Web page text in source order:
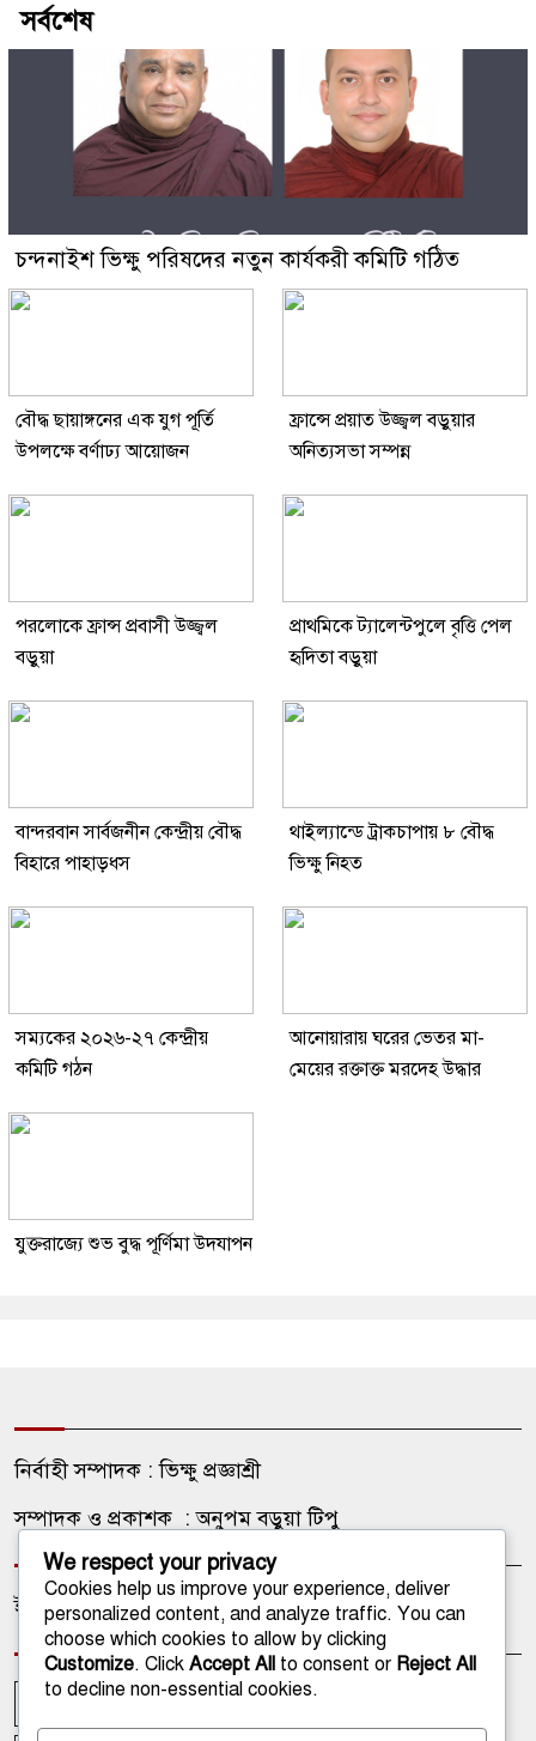
সর্বশেষ
চন্দনাইশ ভিক্ষু পরিষদের নতুন কার্যকরী কমিটি গঠিত
বৌদ্ধ ছায়াঙ্গনের এক যুগ পূর্তি
উপলক্ষে বর্ণাঢ্য আয়োজন
ফ্রান্সে প্রয়াত উজ্জ্বল বড়ুয়ার
অনিত্যসভা সম্পন্ন
পরলোকে ফ্রান্স প্রবাসী উজ্জ্বল
বড়ুয়া
প্রাথমিকে ট্যালেন্টপুলে বৃত্তি পেল
হৃদিতা বড়ুয়া
বান্দরবান সার্বজনীন কেন্দ্রীয় বৌদ্ধ
বিহারে পাহাড়ধস
থাইল্যান্ডে ট্রাকচাপায় ৮ বৌদ্ধ
ভিক্ষু নিহত
সম্যকের ২০২৬-২৭ কেন্দ্রীয়
কমিটি গঠন
আনোয়ারায় ঘরের ভেতর মা-
মেয়ের রক্তাক্ত মরদেহ উদ্ধার
যুক্তরাজ্যে শুভ বুদ্ধ পূর্ণিমা উদযাপন
নির্বাহী সম্পাদক : ভিক্ষু প্রজ্ঞাশ্রী
সম্পাদক ও প্রকাশক : অনুপম বড়ুয়া টিপু
ইমেইল: onlinetathagata@gmail.com
আপলোডকারী আমাদের কথা আমাদের পরিবার
We respect your privacy
Cookies help us improve your experience, deliver
personalized content, and analyze traffic. You can
choose which cookies to allow by clicking
Customize. Click Accept All to consent or Reject All
to decline non-essential cookies.